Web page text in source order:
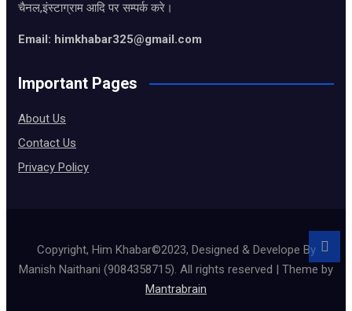
चैनल,इंस्टाग्राम आदि पर सम्पर्क करे।
Email: himkhabar325@gmail.com
Important Pages
About Us
Contact Us
Privacy Policy
Copyright, Him Khabar©2023, Designed & Develope By
Manish Naithani (9084358715). All rights reserved | Theme by
Mantrabrain